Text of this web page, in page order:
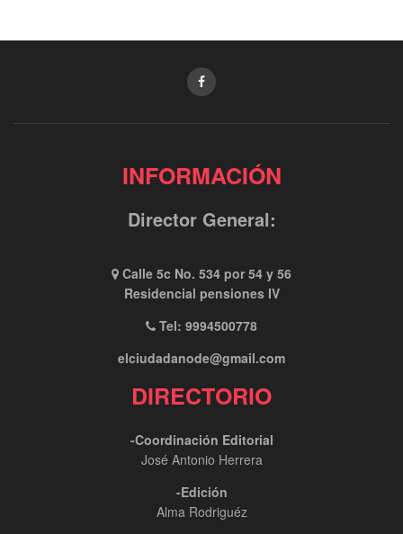
INFORMACIÓN
Director General:
Calle 5c No. 534 por 54 y 56
Residencial pensiones IV
Tel: 9994500778
elciudadanode@gmail.com
DIRECTORIO
-Coordinación Editorial
José Antonio Herrera
-Edición
Alma Rodriguéz